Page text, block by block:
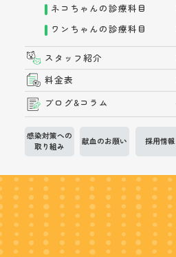
ネコちゃんの診療科目
ワンちゃんの診療科目
スタッフ紹介
料金表
ブログ&コラム
感染対策への
取り組み
献血のお願い 採用情報